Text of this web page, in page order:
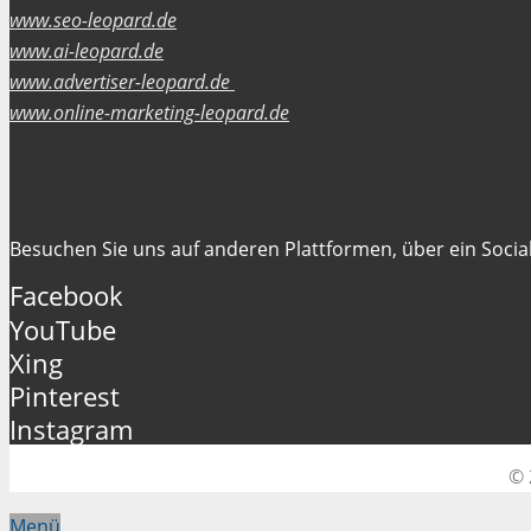
www.seo-leopard.de
www.ai-leopard.de
www.advertiser-leopard.de
www.online-marketing-leopard.de
Besuchen Sie uns auf anderen Plattformen, über ein
Facebook
YouTube
Xing
Pinterest
Instagram
©